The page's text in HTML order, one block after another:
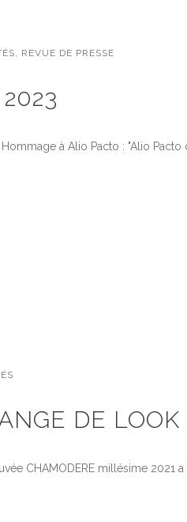
, REVUE DE PRESSE
à Alio Pacto : "Alio
DE LOOK
CHAMODERE millésime 2021